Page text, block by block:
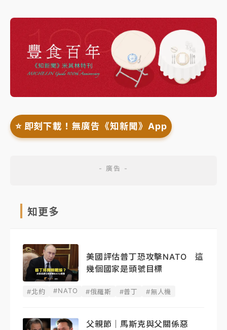
⭐️ 即刻下載！無廣告《知新聞》App
知更多
美國評估普丁恐攻擊NATO 這
幾個國家是頭號目標
#北約 #NATO #俄羅斯 #普丁 #無人機
父親節｜馬斯克與父關係惡